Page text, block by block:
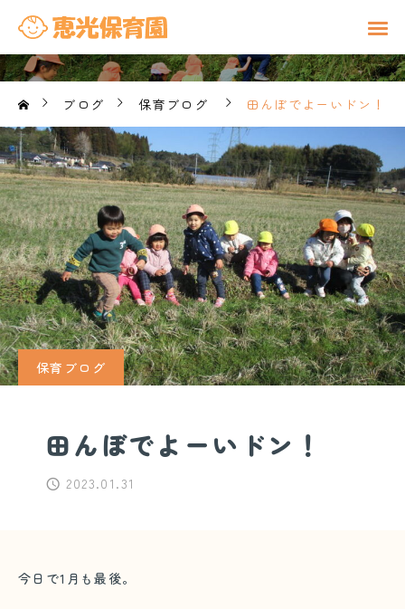
ブログ 保育ブログ 田んぼでよーいドン！
保育ブログ
田んぼでよーいドン！
2023.01.31
今日で1月も最後。